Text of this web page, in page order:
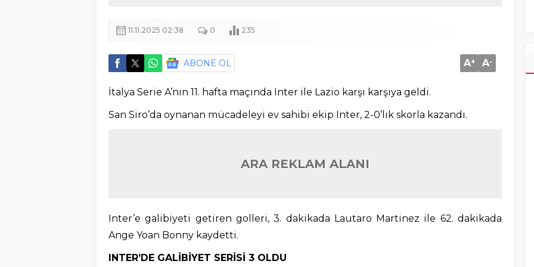
11.11.2025 02:38 0 235
ABONE OL A+ A-
İtalya Serie A’nın 11. hafta maçında Inter ile Lazio karşı karşıya geldi.
San Siro’da oynanan mücadeleyi ev sahibi ekip Inter, 2-0’lık skorla kazandı.
ARA REKLAM ALANI
Inter’e galibiyeti getiren golleri, 3. dakikada Lautaro Martinez ile 62. dakikada
Ange Yoan Bonny kaydetti.
INTER’DE GALİBİYET SERİSİ 3 OLDU